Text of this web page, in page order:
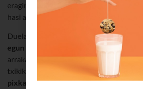
eraginpean, eta aurrekontu bat prestatu
hasi aurretik.
Duela gutxira arte,
Estatu Batuetan
egun hori,
Esker Emate Egunaren
arrakasta handia du Euskadin ere Eta
txikikeriatan ibiltzea gustatzen ez
pixka bat gehiago iraunaraztea erabaki